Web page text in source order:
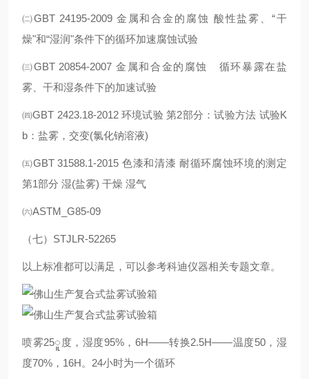
㈡GBT 24195-2009 金属和合金的腐蚀 酸性盐雾、“干
燥"和“湿润"条件下的循环加速腐蚀试验
㈢GBT 20854-2007 金属和合金的腐蚀 循环暴露在盐
雾、干和湿条件下的加速试验
㈣GBT 2423.18-2012 环境试验 第2部分：试验方法 试验K
b：盐雾，交变(氯化钠溶液)
㈤GBT 31588.1-2015 色漆和清漆 耐循环腐蚀环境的测定
第1部分 湿(盐雾) 干燥 湿气
㈥ASTM_G85-09
（七）STJLR-52265
以上标准都可以满足，可以参考科迪仪器相关专题文章。
喷雾25ူ度，湿度95%，6H——转换2.5H——温度50，湿
度70%，16H。24小时为一个循环